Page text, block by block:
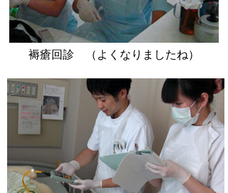
褥瘡回診 （よくなりましたね）